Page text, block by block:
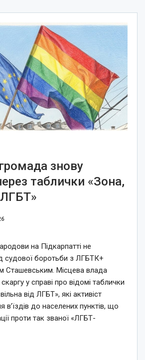
знову
таблички «Зона,
ЛГБТ»
на Підкарпатті не
судової боротьби з ЛГБТК+
Сташевським. Місцева влада
у справі про відомі таблички
від ЛГБТ», які активіст
в’їздів до населених пунктів, що
проти так званої «ЛГБТ-